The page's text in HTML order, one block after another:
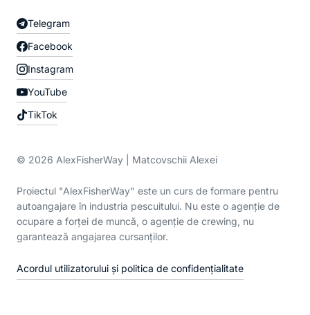
Telegram
Facebook
Instagram
YouTube
TikTok
© 2026 AlexFisherWay | Matcovschii Alexei
Proiectul "AlexFisherWay" este un curs de formare pentru
autoangajare în industria pescuitului. Nu este o agenție de
ocupare a forței de muncă, o agenție de crewing, nu
garantează angajarea cursanților.
Acordul utilizatorului și politica de confidențialitate